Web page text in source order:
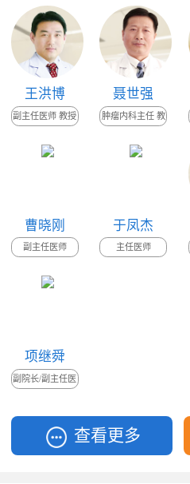
王洪博
副主任医师 教授
聂世强
肿瘤内科主任 教
曹晓刚
副主任医师
于凤杰
主任医师
项继舜
副院长/副主任医
查看更多